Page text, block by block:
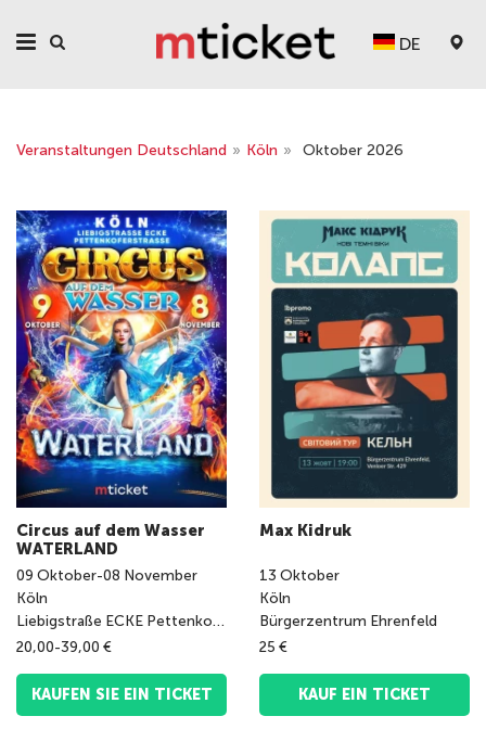
DE
Veranstaltungen Deutschland » Köln » Oktober 2026
Circus auf dem Wasser
WATERLAND
09 Oktober-08 November
Köln
Liebigstraße ECKE Pettenkoferstraße
20,00-39,00 €
KAUFEN SIE EIN TICKET
Max Kidruk
13 Oktober
Köln
Bürgerzentrum Ehrenfeld
25 €
KAUF EIN TICKET